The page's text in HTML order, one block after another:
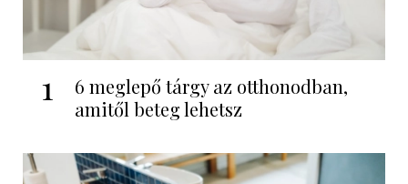
1
6 meglepő tárgy az otthonodban,
amitől beteg lehetsz